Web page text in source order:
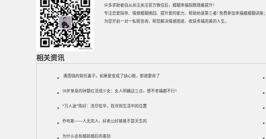
众多求助者自从关注关注官方微信后，婚姻幸福指数随着提升！
专注恋爱指导、 情感婚姻挽回 、提升爱的能力、帮助劝退第三者! 免费参加幸福婚婚姻讲座；
为您开启一对一私密咨询，帮您解决情感困惑，收获幸福完美的人生。
相关资讯
唐国强的前任妻子，如果爱变成了缺心眼，那就要命了
59岁单身的钟楚红活成少女：女人明确这三点，想不幸福都不行！
“万人迷”陈好：洗尽铅华，找寻到生活中的位置
乔布斯——人无完人，好老公好爸爸不是天生的
为什么会有婚前婚后的差别